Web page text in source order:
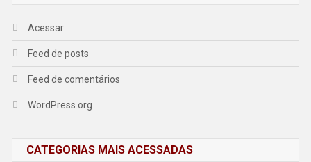
Acessar
Feed de posts
Feed de comentários
WordPress.org
CATEGORIAS MAIS ACESSADAS